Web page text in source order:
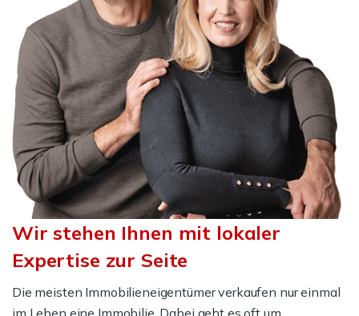
Wir stehen Ihnen mit lokaler
Expertise zur Seite
Die meisten Immobilieneigentümer verkaufen nur einmal